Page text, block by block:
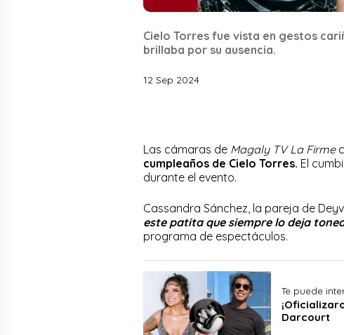
Cielo Torres fue vista en gestos
brillaba por su ausencia.
12 Sep 2024
Las cámaras de Magaly TV La Firme
cumpleaños de Cielo Torres. El
durante el evento.
Cassandra Sánchez, la pareja de
este patita que siempre lo deja
programa de espectáculos.
Te puede
Darcourt